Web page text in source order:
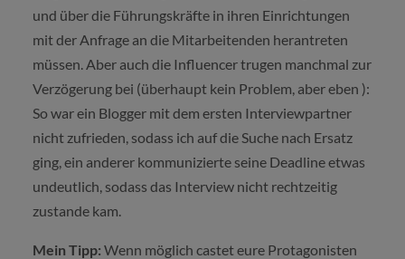
und über die Führungskräfte in ihren Einrichtungen
mit der Anfrage an die Mitarbeitenden herantreten
müssen. Aber auch die Influencer trugen manchmal zur
Verzögerung bei (überhaupt kein Problem, aber eben ):
So war ein Blogger mit dem ersten Interviewpartner
nicht zufrieden, sodass ich auf die Suche nach Ersatz
ging, ein anderer kommunizierte seine Deadline etwas
undeutlich, sodass das Interview nicht rechtzeitig
zustande kam.
Mein Tipp: Wenn möglich castet eure Protagonisten